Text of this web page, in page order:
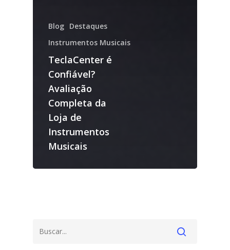
Blog Destaques
Instrumentos Musicais
TeclaCenter é
Confiável?
Avaliação
Completa da
Loja de
Instrumentos
Musicais